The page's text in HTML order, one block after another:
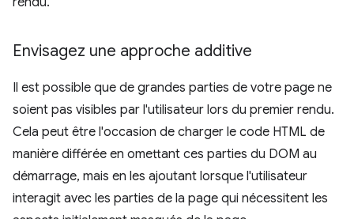
Envisagez une approche additive
Il est possible que de grandes parties de votre page ne
soient pas visibles par l'utilisateur lors du premier rendu.
Cela peut être l'occasion de charger le code HTML de
manière différée en omettant ces parties du DOM au
démarrage, mais en les ajoutant lorsque l'utilisateur
interagit avec les parties de la page qui nécessitent les